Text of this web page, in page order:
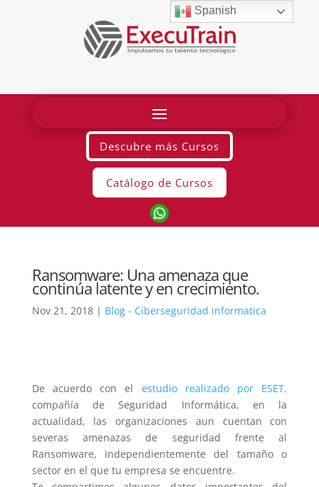
Descubre más Cursos
Catálogo de Cursos
Ransomware: Una amenaza que
continúa latente y en crecimiento.
Nov 21, 2018| Blog - Ciberseguridad informatica
De acuerdo con el estudio realizado por ESET,
compañía de Seguridad Informática, en la
actualidad, las organizaciones aun cuentan con
severas amenazas de seguridad frente al
Ransomware, independientemente del tamaño o
sector en el que tu empresa se encuentre.
Spanish